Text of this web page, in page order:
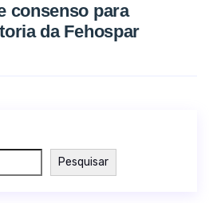
consenso para
da Fehospar
Pesquisar